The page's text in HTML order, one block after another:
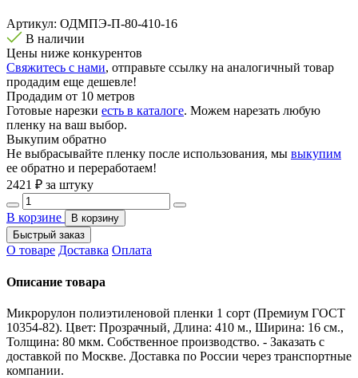
Артикул: ОДМПЭ-П-80-410-16
В наличии
Цены ниже конкурентов
Свяжитесь с нами, отправьте ссылку на аналогичный товар
продадим еще дешевле!
Продадим от 10 метров
Готовые нарезки есть в каталоге. Можем нарезать любую
пленку на ваш выбор.
Выкупим обратно
Не выбрасывайте пленку после использования, мы выкупим
ее обратно и переработаем!
2421 ₽ за штуку
В корзине
В корзину
Быстрый заказ
О товаре Доставка Оплата
Описание товара
Микрорулон полиэтиленовой пленки 1 сорт (Премиум ГОСТ
10354-82). Цвет: Прозрачный, Длина: 410 м., Ширина: 16 см.,
Толщина: 80 мкм. Собственное производство. - Заказать с
доставкой по Москве. Доставка по России через транспортные
компании.